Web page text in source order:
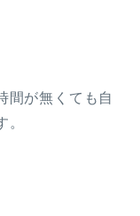
間が無くても自